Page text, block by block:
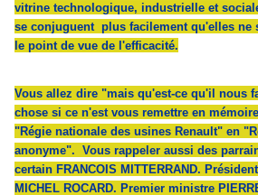
vitrine technologique, industrielle et
se conjuguent plus facilement qu'elles ne
le point de vue de l'efficacité.
Vous allez dire "mais qu'est-ce qu'il nous
chose si ce n'est vous remettre en
"Régie nationale des usines Renault" en
anonyme". Vous rappeler aussi des
certain FRANCOIS MITTERRAND.
MICHEL ROCARD. Premier ministre